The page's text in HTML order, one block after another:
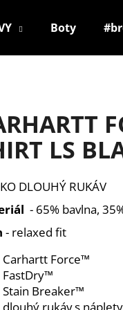
Boty
LS
DLOUHÝ RUKÁV
- 65% bavlna,
- relaxed fit
Carhartt Force™
FastDry™
Stain Breaker™